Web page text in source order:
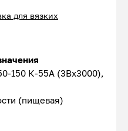
для вязких
150 К-55А (3Вх3000),
(пищевая)